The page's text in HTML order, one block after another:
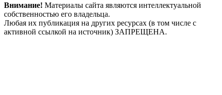
Внимание! Материалы сайта являются интеллектуальной
собственностью его владельца.
Любая их публикация на других ресурсах (в том числе с
активной ссылкой на источник) ЗАПРЕЩЕНА.